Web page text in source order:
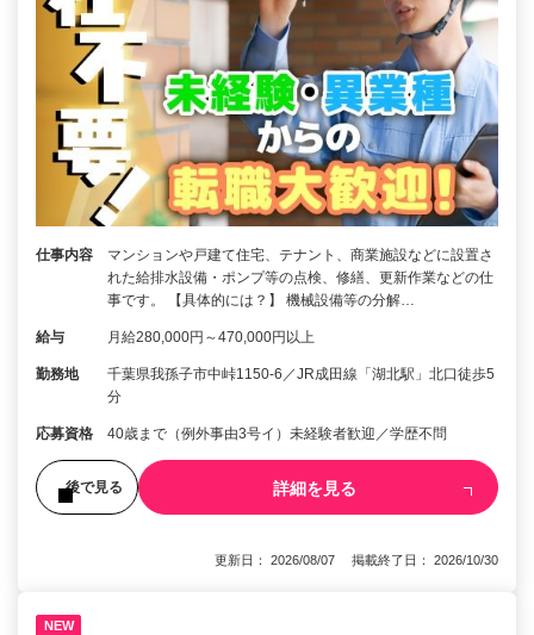
仕事内容
マンションや戸建て住宅、テナント、商業施設などに設置さ
れた給排水設備・ポンプ等の点検、修繕、更新作業などの仕
事です。 【具体的には？】 機械設備等の分解…
給与 月給280,000円～470,000円以上
勤務地
千葉県我孫子市中峠1150-6／JR成田線「湖北駅」北口徒歩5
分
応募資格 40歳まで（例外事由3号イ）未経験者歓迎／学歴不問
後で見る 詳細を見る
更新日： 2026/08/07 掲載終了日： 2026/10/30
NEW